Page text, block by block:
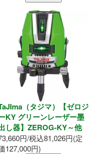
（タジマ）【ゼロジ
KY グリーンレーザー墨
し器】ZEROG-KY～他
円/税込81,026円(定
127,000円)